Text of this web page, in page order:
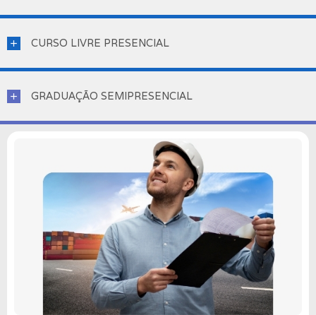
add CURSO LIVRE PRESENCIAL
add GRADUAÇÃO SEMIPRESENCIAL